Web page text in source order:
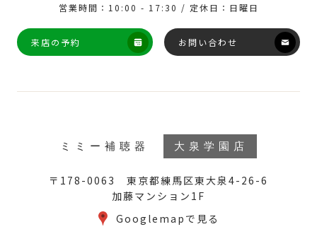
営業時間：10:00 - 17:30 / 定休日：日曜日
来店の予約 お問い合わせ
ミミー補聴器 大泉学園店
〒178-0063 東京都練馬区東大泉4-26-6
加藤マンション1F
Googlemapで見る